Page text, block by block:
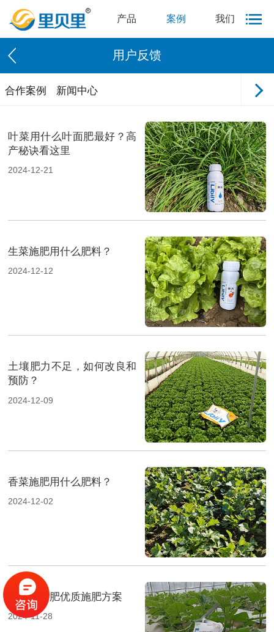
产品 案例 我们
用户反馈
合作案例 新闻中心
叶菜用什么叶面肥最好？高
产秘诀看这里
2024-12-21
生菜施肥用什么肥料？
2024-12-12
土壤肥力不足，如何改良和
预防？
2024-12-09
香菜施肥用什么肥料？
2024-12-02
黄瓜水溶肥优质施肥方案
2024-11-28